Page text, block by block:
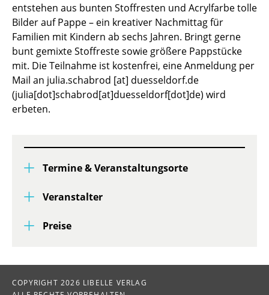
entstehen aus bunten Stoffresten und Acrylfarbe tolle
Bilder auf Pappe – ein kreativer Nachmittag für
Familien mit Kindern ab sechs Jahren. Bringt gerne
bunt gemixte Stoffreste sowie größere Pappstücke
mit. Die Teilnahme ist kostenfrei, eine Anmeldung per
Mail an julia.schabrod [at] duesseldorf.de
(julia[dot]schabrod[at]duesseldorf[dot]de) wird
erbeten.
Termine & Veranstaltungsorte
Veranstalter
Preise
COPYRIGHT 2026 LIBELLE VERLAG